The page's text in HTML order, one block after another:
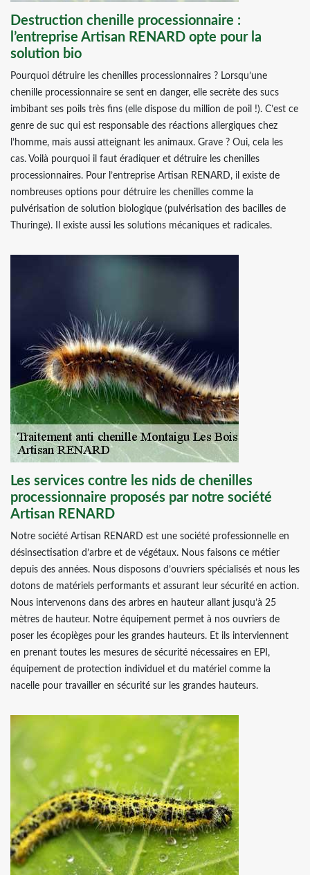
Destruction chenille processionnaire :
l’entreprise Artisan RENARD opte pour la
solution bio
Pourquoi détruire les chenilles processionnaires ? Lorsqu’une
chenille processionnaire se sent en danger, elle secrète des sucs
imbibant ses poils très fins (elle dispose du million de poil !). C’est ce
genre de suc qui est responsable des réactions allergiques chez
l’homme, mais aussi atteignant les animaux. Grave ? Oui, cela les
cas. Voilà pourquoi il faut éradiquer et détruire les chenilles
processionnaires. Pour l’entreprise Artisan RENARD, il existe de
nombreuses options pour détruire les chenilles comme la
pulvérisation de solution biologique (pulvérisation des bacilles de
Thuringe). Il existe aussi les solutions mécaniques et radicales.
Les services contre les nids de chenilles
processionnaire proposés par notre société
Artisan RENARD
Notre société Artisan RENARD est une société professionnelle en
désinsectisation d’arbre et de végétaux. Nous faisons ce métier
depuis des années. Nous disposons d’ouvriers spécialisés et nous les
dotons de matériels performants et assurant leur sécurité en action.
Nous intervenons dans des arbres en hauteur allant jusqu’à 25
mètres de hauteur. Notre équipement permet à nos ouvriers de
poser les écopièges pour les grandes hauteurs. Et ils interviennent
en prenant toutes les mesures de sécurité nécessaires en EPI,
équipement de protection individuel et du matériel comme la
nacelle pour travailler en sécurité sur les grandes hauteurs.